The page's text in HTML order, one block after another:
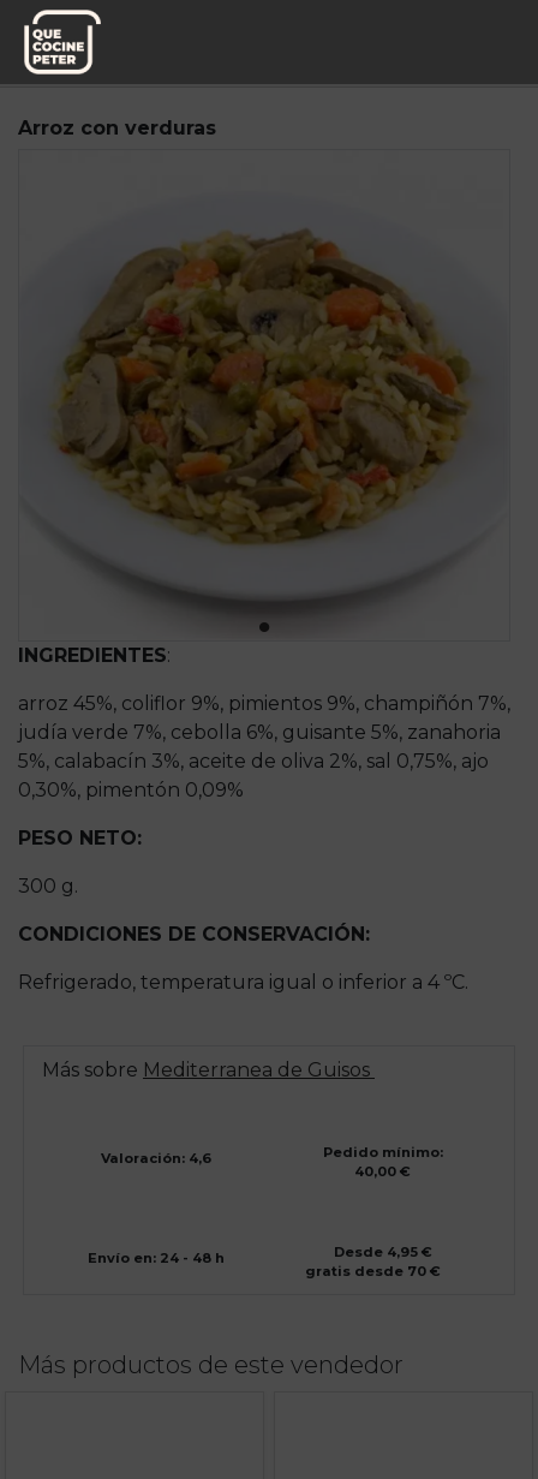
Pedido semanal
Arroz con verduras
INGREDIENTES:
arroz 45%, coliflor 9%, pimientos 9%, champiñón 7%,
judía verde 7%, cebolla 6%, guisante 5%, zanahoria
5%, calabacín 3%, aceite de oliva 2%, sal 0,75%, ajo
0,30%, pimentón 0,09%
PESO NETO:
300 g.
CONDICIONES DE CONSERVACIÓN:
Refrigerado, temperatura igual o inferior a 4 ºC.
Más sobre Mediterranea de Guisos
Valoración: 4,6
Pedido mínimo:
40,00 €
Envío en: 24 - 48 h
Desde 4,95 €
gratis desde 70 €
Más productos de este vendedor